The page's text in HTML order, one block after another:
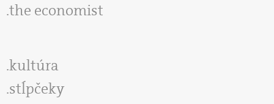
the economist
kultúra
stĺpčeky